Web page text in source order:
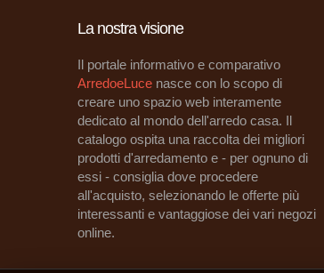
La nostra visione
Il portale informativo e comparativo
ArredoeLuce nasce con lo scopo di
creare uno spazio web interamente
dedicato al mondo dell'arredo casa. Il
catalogo ospita una raccolta dei migliori
prodotti d'arredamento e - per ognuno di
essi - consiglia dove procedere
all'acquisto, selezionando le offerte più
interessanti e vantaggiose dei vari negozi
online.